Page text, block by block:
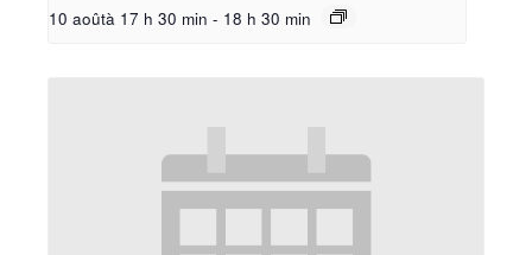
10 aoûtà 17 h 30 min - 18 h 30 min